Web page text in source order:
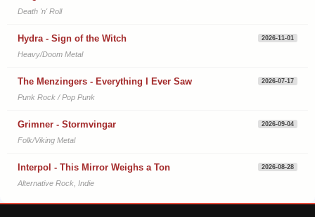
Death 'n' Roll
Hydra - Sign of the Witch 2026-11-01
Heavy/Doom Metal
The Menzingers - Everything I Ever Saw 2026-07-17
Punk Rock / Pop Punk
Grimner - Stormvingar 2026-09-04
Folk/Viking Metal
Interpol - This Mirror Weighs a Ton 2026-08-28
Alternative Rock, Indie